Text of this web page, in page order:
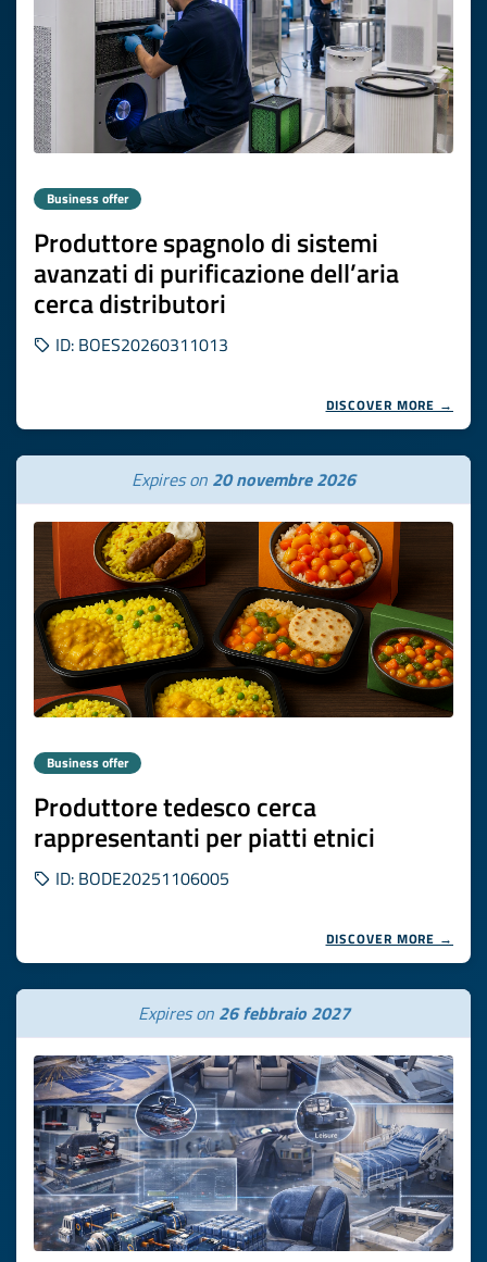
Business offer
Produttore spagnolo di sistemi
avanzati di purificazione dell’aria
cerca distributori
ID: BOES20260311013
DISCOVER MORE →
Expires on 20 novembre 2026
Business offer
Produttore tedesco cerca
rappresentanti per piatti etnici
ID: BODE20251106005
DISCOVER MORE →
Expires on 26 febbraio 2027